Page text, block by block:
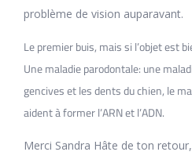
problème de vision auparavant.
Le premier buis, mais si l’objet est
Une maladie parodontale: une
gencives et les dents du chien, le
aident à former l’ARN et l’ADN.
Merci Sandra Hâte de ton